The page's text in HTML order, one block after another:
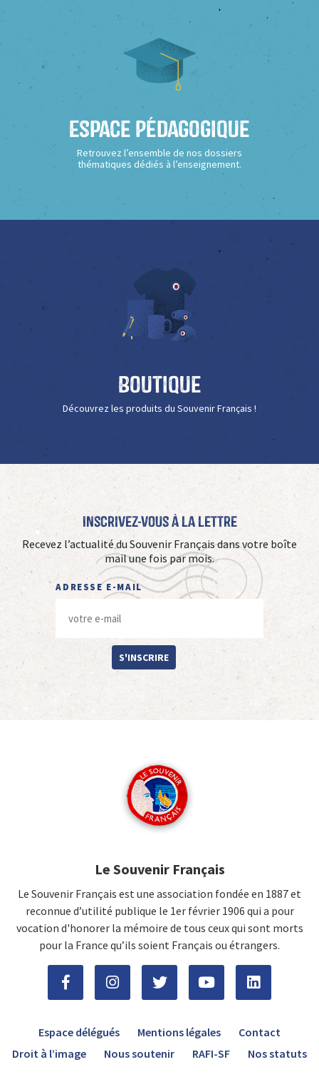
Espace Pédagogique
Retrouvez l’ensemble de nos dossiers
thématiques dédiés à l’enseignement.
Boutique
Découvrez les produits du Souvenir Français !
Inscrivez-vous à La Lettre
Recevez l’actualité du Souvenir Français dans votre boîte
mail une fois par mois.
ADRESSE E-MAIL
S'INSCRIRE
Le Souvenir Français
Le Souvenir Français est une association fondée en 1887 et
reconnue d’utilité publique le 1er février 1906 qui a pour
vocation d'honorer la mémoire de tous ceux qui sont morts
pour la France qu’ils soient Français ou étrangers.
Espace délégués Mentions légales
Contact
Droit à l’image
Nous soutenir RAFI-SF Nos statuts